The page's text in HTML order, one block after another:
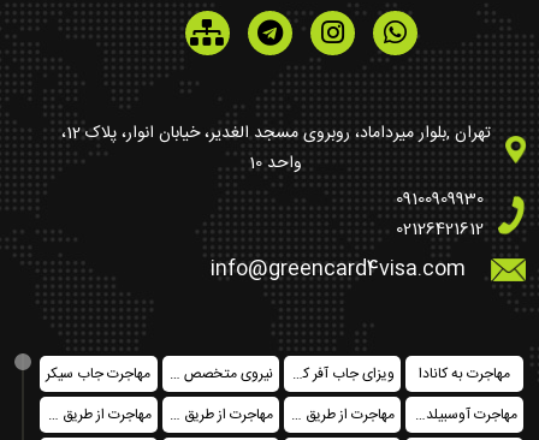
تهران ,بلوار میرداماد، روبروی مسجد الغدیر، خیابان انوار، پلاک 12،
واحد 10
09100909930
02126421612
info@greencard4visa.com
مهاجرت به کانادا ویزای جاب آفر کشورهای اروپایی نیروی متخصص در کانادا فدرال
مهاجرت جاب سیکر
مهاجرت آوسبیلدونگ
مهاجرت از طریق خرید ملک مهاجرت از طریق تمکن مالی مهاجرت از طریق ثبت شرکت